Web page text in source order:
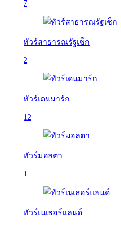
7
ทัวร์สาธารณรัฐเช็ก
2
ทัวร์เดนมาร์ก
12
ทัวร์มอลตา
1
ทัวร์เนเธอร์แลนด์